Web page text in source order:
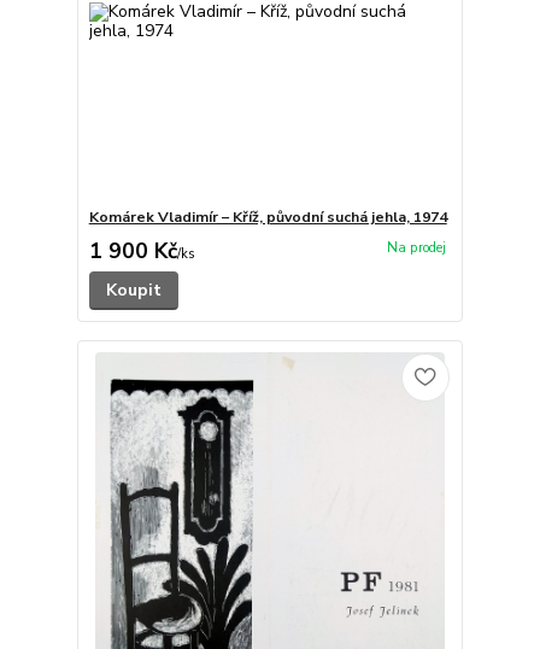
Komárek Vladimír – Kříž, původní suchá jehla, 1974
1 900 Kč/ks
Koupit